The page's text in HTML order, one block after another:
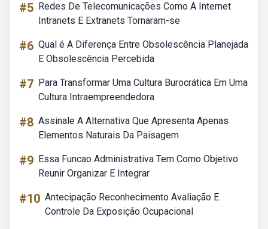
#5 Redes De Telecomunicações Como A Internet
Intranets E Extranets Tornaram-se
#6 Qual é A Diferença Entre Obsolescência Planejada
E Obsolescência Percebida
#7 Para Transformar Uma Cultura Burocrática Em Uma
Cultura Intraempreendedora
#8 Assinale A Alternativa Que Apresenta Apenas
Elementos Naturais Da Paisagem
#9 Essa Funcao Administrativa Tem Como Objetivo
Reunir Organizar E Integrar
#10 Antecipação Reconhecimento Avaliação E
Controle Da Exposição Ocupacional